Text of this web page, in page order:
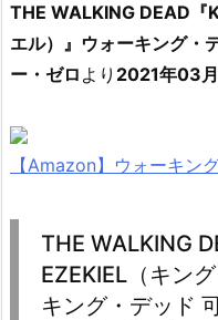
THE WALKING DEAD『
エル）』ウォーキング・
ー・ゼロ より 2021年03月
【Amazon】ウォーキン
THE WALKING
EZEKIEL（キン
キング・デッド